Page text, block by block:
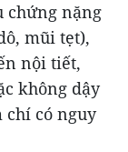
chứng nặng
mũi tẹt),
nội tiết,
không dậy
chí có nguy